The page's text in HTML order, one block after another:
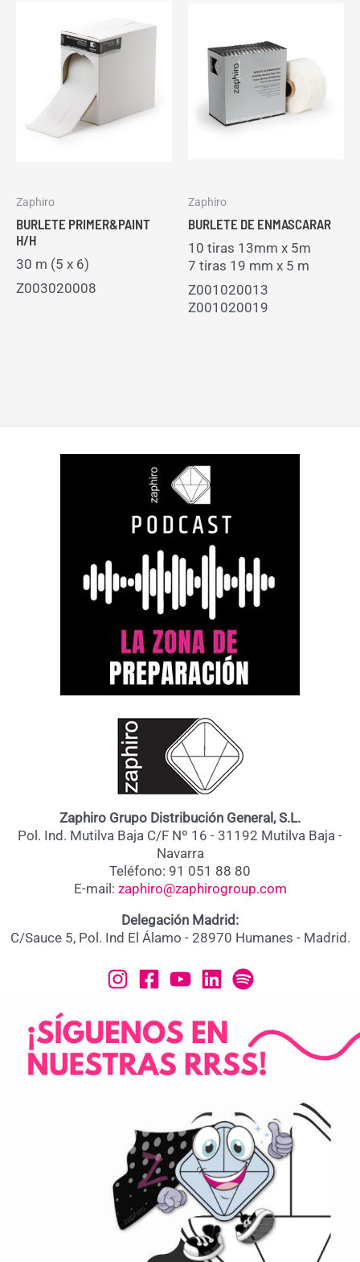
Zaphiro
BURLETE PRIMER&PAINT
H/H
30 m (5 x 6)
Z003020008
Zaphiro
BURLETE DE ENMASCARAR
10 tiras 13mm x 5m
7 tiras 19 mm x 5 m
Z001020013
Z001020019
Zaphiro Grupo Distribución General, S.L.
Pol. Ind. Mutilva Baja C/F Nº 16 - 31192 Mutilva Baja -
Navarra
Teléfono: 91 051 88 80
E-mail: zaphiro@zaphirogroup.com
Delegación Madrid:
C/Sauce 5, Pol. Ind El Álamo - 28970 Humanes - Madrid.